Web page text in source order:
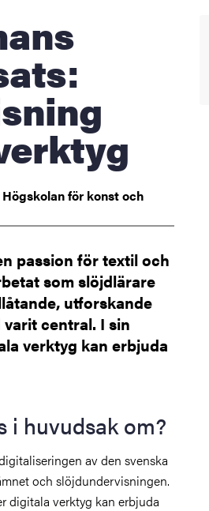
för konst och
passion för textil och
som slöjdlärare
utforskande
central. I sin
verktyg kan erbjuda
i huvudsak om?
av den svenska
och slöjdundervisningen.
digitala verktyg kan erbjuda